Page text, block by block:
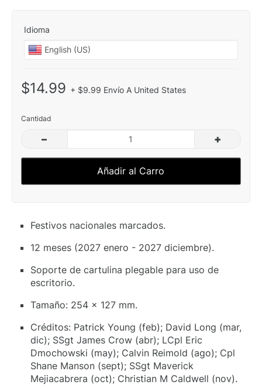
Idioma
$14.99 + $9.99 Envío A United States
Cantidad
– +
Añadir al Carro
Festivos nacionales marcados.
12 meses (2027 enero - 2027 diciembre).
Soporte de cartulina plegable para uso de
escritorio.
Tamaño: 254 x 127 mm.
Créditos: Patrick Young (feb); David Long (mar,
dic); SSgt James Crow (abr); LCpl Eric
Dmochowski (may); Calvin Reimold (ago); Cpl
Shane Manson (sept); SSgt Maverick
Mejiacabrera (oct); Christian M Caldwell (nov).